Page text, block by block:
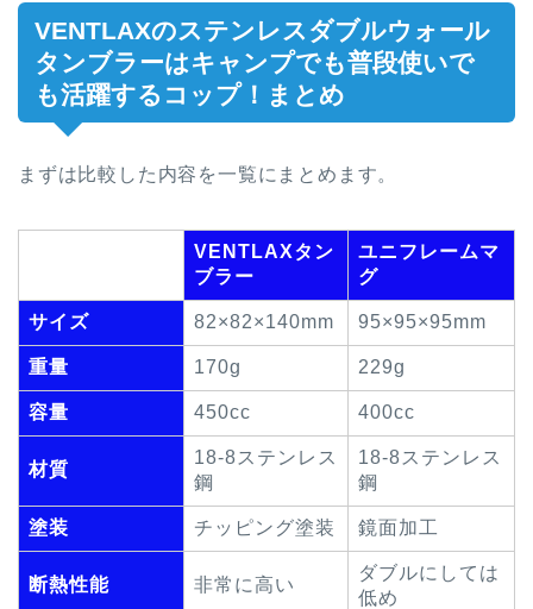
VENTLAXのステンレスダブルウォール
タンブラーはキャンプでも普段使いで
も活躍するコップ！まとめ
まずは比較した内容を一覧にまとめます。
VENTLAXタン
ブラー
ユニフレームマ
グ
サイズ 82×82×140mm 95×95×95mm
重量 170g 229g
容量 450cc 400cc
材質
18-8ステンレス
鋼
18-8ステンレス
鋼
塗装 チッピング塗装 鏡面加工
断熱性能 非常に高い
ダブルにしては
低め